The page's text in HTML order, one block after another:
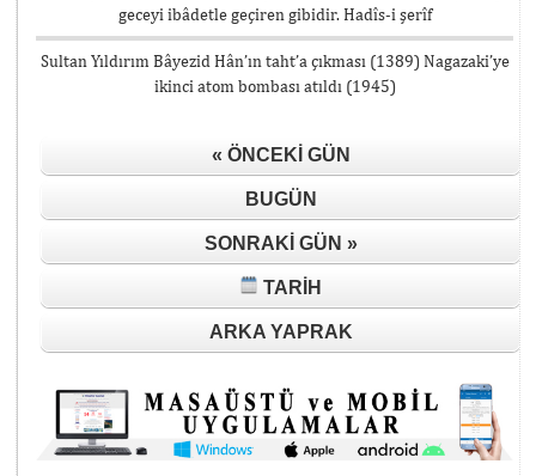
geceyi ibâdetle geçiren gibidir. Hadîs-i şerîf
Sultan Yıldırım Bâyezid Hân’ın taht’a çıkması (1389) Nagazaki’ye
ikinci atom bombası atıldı (1945)
« ÖNCEKI GÜN
BUGÜN
SONRAKI GÜN »
TARIH
ARKA YAPRAK